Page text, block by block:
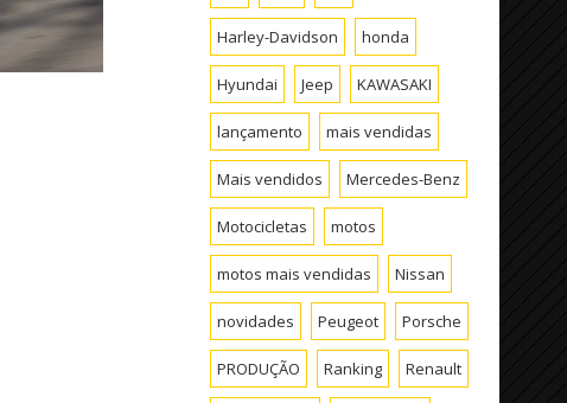
Harley-Davidson honda
Hyundai Jeep KAWASAKI
lançamento mais vendidas
Mais vendidos Mercedes-Benz
Motocicletas motos
motos mais vendidas Nissan
novidades Peugeot Porsche
PRODUÇÃO Ranking Renault